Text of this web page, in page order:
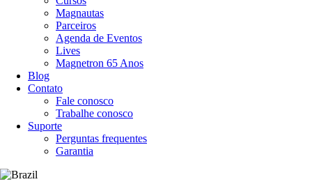
Magnautas
Parceiros
Agenda de Eventos
Lives
Magnetron 65 Anos
Blog
Contato
Fale conosco
Trabalhe conosco
Suporte
Perguntas frequentes
Garantia